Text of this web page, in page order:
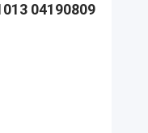
04190809